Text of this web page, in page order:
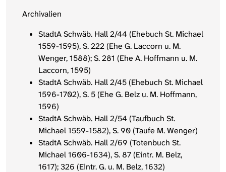
Archivalien
StadtA Schwäb. Hall 2/44 (Ehebuch St. Michael
1559-1595), S. 222 (Ehe G. Laccorn u. M.
Wenger, 1588); S. 281 (Ehe A. Hoffmann u. M.
Laccorn, 1595)
StadtA Schwäb. Hall 2/45 (Ehebuch St. Michael
1596-1702), S. 5 (Ehe G. Belz u. M. Hoffmann,
1596)
StadtA Schwäb. Hall 2/54 (Taufbuch St.
Michael 1559-1582), S. 90 (Taufe M. Wenger)
StadtA Schwäb. Hall 2/69 (Totenbuch St.
Michael 1606-1634), S. 87 (Eintr. M. Belz,
1617); 326 (Eintr. G. u. M. Belz, 1632)